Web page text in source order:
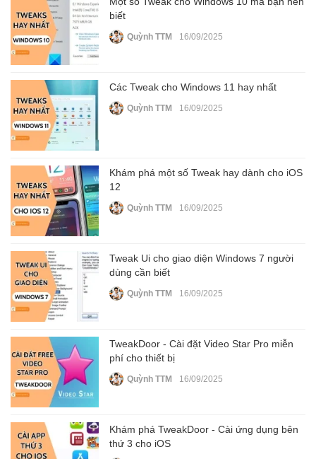
biết
Quỳnh TTM 16/09/2025
Các Tweak cho Windows 11 hay nhất
Quỳnh TTM 16/09/2025
Khám phá một số Tweak hay dành cho iOS
12
Quỳnh TTM 16/09/2025
Tweak Ui cho giao diện Windows 7 người
dùng cần biết
Quỳnh TTM 16/09/2025
TweakDoor - Cài đặt Video Star Pro miễn
phí cho thiết bị
Quỳnh TTM 16/09/2025
Khám phá TweakDoor - Cài ứng dụng bên
thứ 3 cho iOS